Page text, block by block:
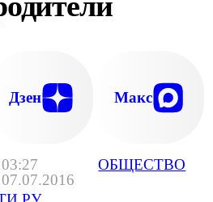
03:27
07.07.2016
ОБЩЕСТВО
Дзен Макс